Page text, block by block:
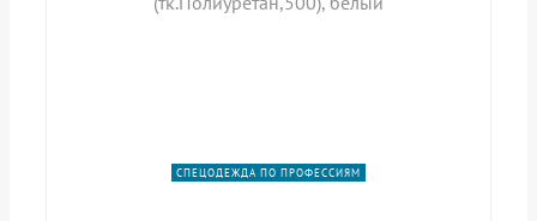
СПЕЦОДЕЖДА ПО ПРОФЕССИЯМ